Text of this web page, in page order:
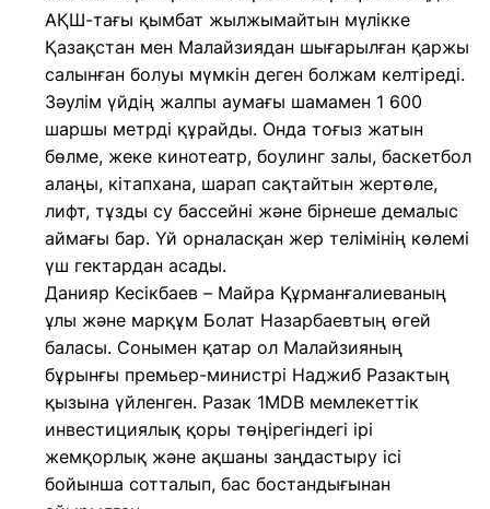
АҚШ-тағы қымбат жылжымайтын мүлікке
Қазақстан мен Малайзиядан шығарылған қаржы
салынған болуы мүмкін деген болжам келтіреді.
Зәулім үйдің жалпы аумағы шамамен 1 600
шаршы метрді құрайды. Онда тоғыз жатын
бөлме, жеке кинотеатр, боулинг залы, баскетбол
алаңы, кітапхана, шарап сақтайтын жертөле,
лифт, тұзды су бассейні және бірнеше демалыс
аймағы бар. Үй орналасқан жер телімінің көлемі
үш гектардан асады.
Данияр Кесікбаев – Майра Құрманғалиеваның
ұлы және марқұм Болат Назарбаевтың өгей
баласы. Сонымен қатар ол Малайзияның
бұрынғы премьер-министрі Наджиб Разактың
қызына үйленген. Разак 1MDB мемлекеттік
инвестициялық қоры төңірегіндегі ірі
жемқорлық және ақшаны заңдастыру ісі
бойынша сотталып, бас бостандығынан